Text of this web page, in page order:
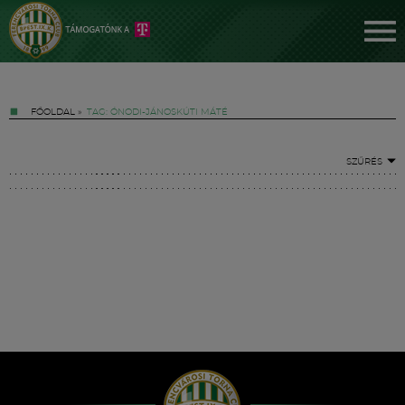
FŐOLDAL » TAG: ÓNODI-JÁNOSKÚTI MÁTÉ
SZŰRÉS
Hírek